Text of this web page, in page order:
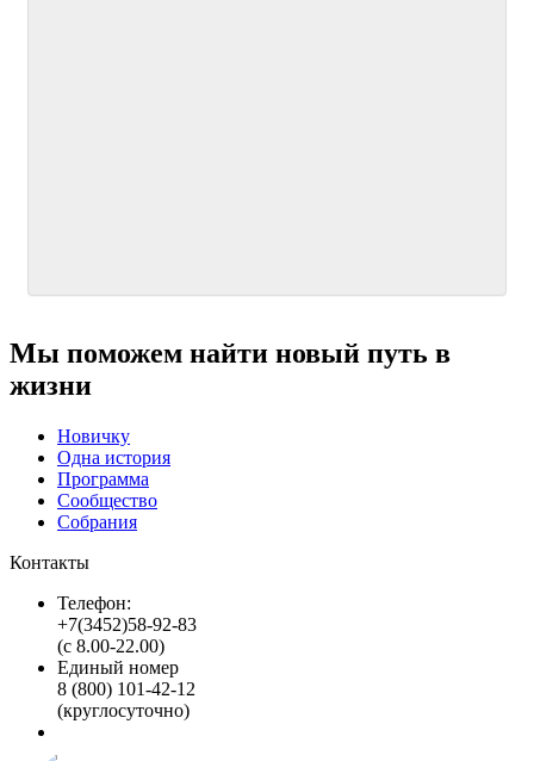
Мы поможем найти новый путь в
жизни
Новичку
Одна история
Программа
Сообщество
Собрания
Контакты
Телефон:
+7(3452)58-92-83
(с 8.00-22.00)
Единый номер
8 (800) 101-42-12
(круглосуточно)